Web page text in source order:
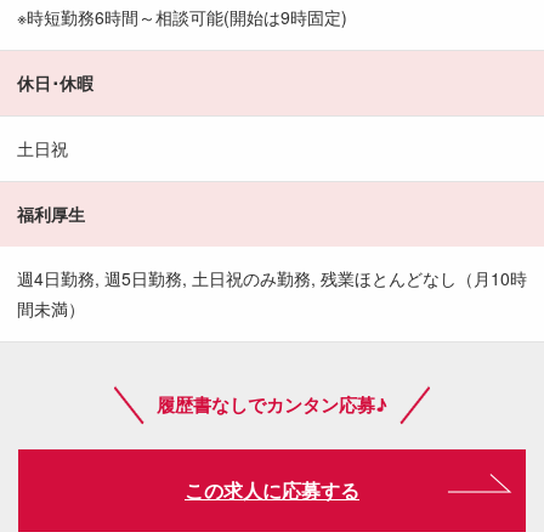
※時短勤務6時間～相談可能(開始は9時固定)
休日･休暇
土日祝
福利厚生
週4日勤務, 週5日勤務, 土日祝のみ勤務, 残業ほとんどなし（月10時
間未満）
履歴書なしでカンタン応募♪
この求人に応募する